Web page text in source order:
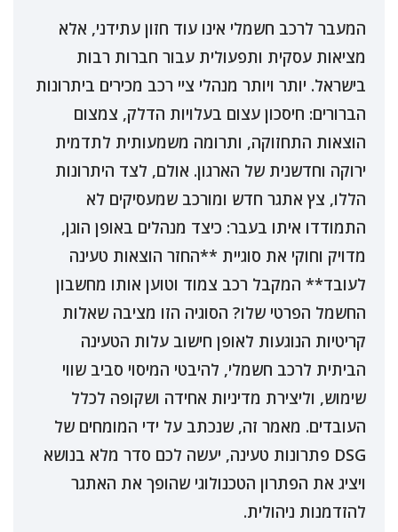
המעבר לרכב חשמלי אינו עוד חזון עתידני, אלא
מציאות עסקית ותפעולית עבור חברות רבות
בישראל. יותר ויותר מנהלי ציי רכב מכירים ביתרונות
הברורים: חיסכון עצום בעלויות הדלק, צמצום
הוצאות התחזוקה, ותרומה משמעותית לתדמית
ירוקה וחדשנית של הארגון. אולם, לצד היתרונות
הללו, צץ אתגר חדש ומורכב שמעסיקים לא
התמודדו איתו בעבר: כיצד מנהלים באופן הוגן,
מדויק וחוקי את סוגיית **החזר הוצאות טעינה
לעובד** המקבל רכב צמוד וטוען אותו מחשבון
החשמל הפרטי שלו? הסוגיה הזו מציבה שאלות
קריטיות הנוגעות לאופן חישוב עלות הטעינה
הביתית לרכב חשמלי, להיבטי המיסוי סביב שווי
שימוש, וליצירת מדיניות אחידה ושקופה לכלל
העובדים. מאמר זה, שנכתב על ידי המומחים של
DSG פתרונות טעינה, יעשה לכם סדר מלא בנושא
ויציג את הפתרון הטכנולוגי שהופך את האתגר
להזדמנות ניהולית.